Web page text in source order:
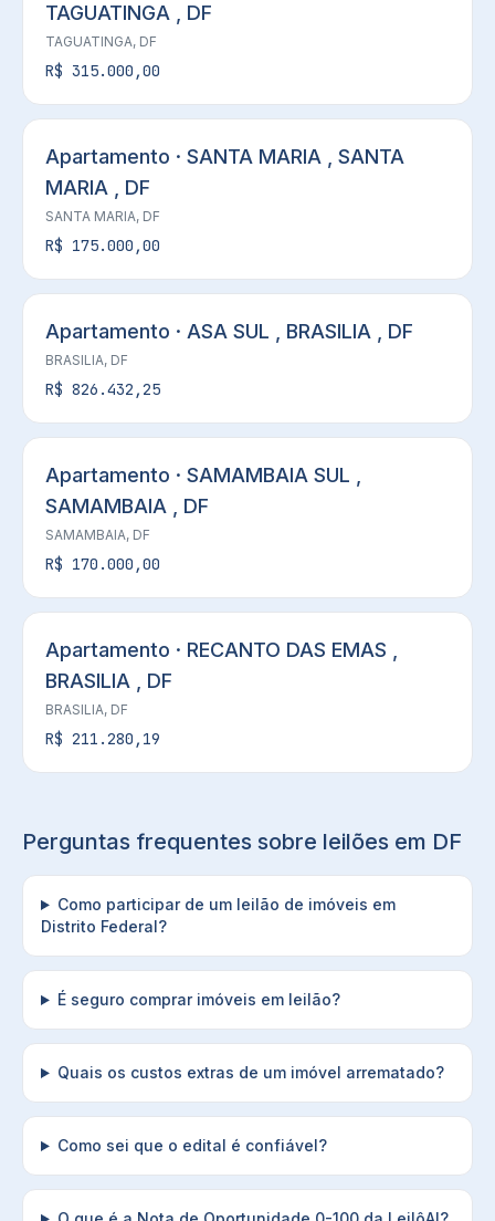
TAGUATINGA , DF
TAGUATINGA, DF
R$ 315.000,00
Apartamento · SANTA MARIA , SANTA
MARIA , DF
SANTA MARIA, DF
R$ 175.000,00
Apartamento · ASA SUL , BRASILIA , DF
BRASILIA, DF
R$ 826.432,25
Apartamento · SAMAMBAIA SUL ,
SAMAMBAIA , DF
SAMAMBAIA, DF
R$ 170.000,00
Apartamento · RECANTO DAS EMAS ,
BRASILIA , DF
BRASILIA, DF
R$ 211.280,19
Perguntas frequentes sobre leilões em DF
Como participar de um leilão de imóveis em
Distrito Federal?
É seguro comprar imóveis em leilão?
Quais os custos extras de um imóvel arrematado?
Como sei que o edital é confiável?